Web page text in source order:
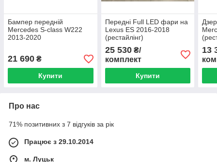
Бампер передній
Mercedes S-class W222
2013-2020
21 690 ₴
Купити
Передні Full LED фари на
Lexus ES 2016-2018
(рестайлінг)
25 530₴/
комплект
Купити
13
Про нас
71% позитивних з 7 відгуків за рік
Працює з 29.10.2014
м. Луцьк